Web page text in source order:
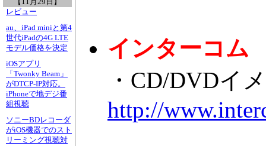
【11月29日】
レビュー
au、iPad miniと第4
世代iPadの4G LTE
モデル価格を決定
iOSアプリ
「Twonky Beam」
がDTCP-IP対応。
iPhoneで地デジ番
組視聴
ソニーBDレコーダ
がiOS機器でのスト
リーミング視聴対
インターコム
・CD/DVDイ
http://